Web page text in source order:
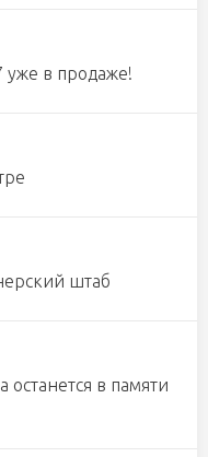
уже в продаже!
штаб
в памяти